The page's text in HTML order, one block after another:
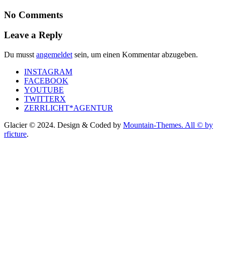
No Comments
Leave a Reply
Du musst angemeldet sein, um einen Kommentar abzugeben.
INSTAGRAM
FACEBOOK
YOUTUBE
TWITTERX
ZERRLICHT*AGENTUR
Glacier © 2024. Design & Coded by Mountain-Themes. All © by
rficture.